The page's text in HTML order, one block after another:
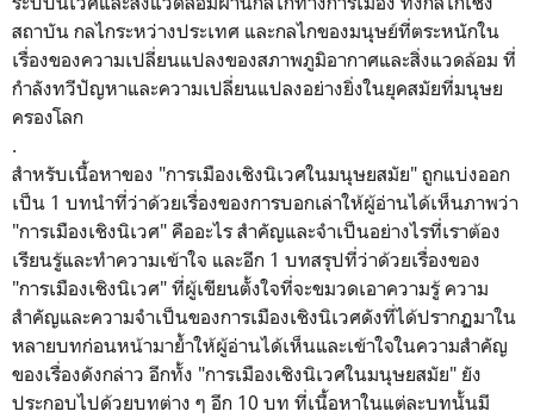
สถาบัน กลไกระหว่างประเทศ และกลไกของมนุษย์ที่ตระหนักใน
เรื่องของความเปลี่ยนแปลงของสภาพภูมิอากาศและสิ่งแวดล้อม ที่
กำลังทวีปัญหาและความเปลี่ยนแปลงอย่างยิ่งในยุคสมัยที่มนุษย
ครองโลก
.
สำหรับเนื้อหาของ "การเมืองเชิงนิเวศในมนุษยสมัย" ถูกแบ่งออก
เป็น 1 บทนำที่ว่าด้วยเรื่องของการบอกเล่าให้ผู้อ่านได้เห็นภาพว่า
"การเมืองเชิงนิเวศ" คืออะไร สำคัญและจำเป็นอย่างไรที่เราต้อง
เรียนรู้และทำความเข้าใจ และอีก 1 บทสรุปที่ว่าด้วยเรื่องของ
"การเมืองเชิงนิเวศ" ที่ผู้เขียนตั้งใจที่จะขมวดเอาความรู้ ความ
สำคัญและความจำเป็นของการเมืองเชิงนิเวศดังที่ได้ปรากฏมาใน
หลายบทก่อนหน้ามาย้ำให้ผู้อ่านได้เห็นและเข้าใจในความสำคัญ
ของเรื่องดังกล่าว อีกทั้ง "การเมืองเชิงนิเวศในมนุษยสมัย" ยัง
ประกอบไปด้วยบทต่าง ๆ อีก 10 บท ที่เนื้อหาในแต่ละบทนั้นมี